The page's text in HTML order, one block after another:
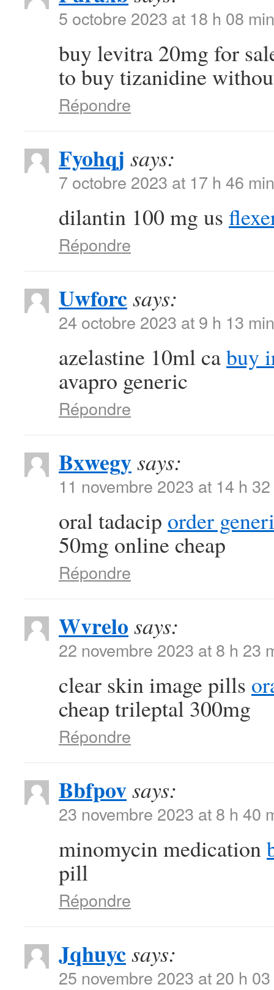
5 octobre 2023 at 18 h 08 min
buy levitra 20mg for
to buy tizanidine
Répondre
Fyohqj says:
7 octobre 2023 at 17 h 46 min
dilantin 100 mg us
Répondre
Uwforcsays:
24 octobre 2023 at 9 h 13 min
azelastine 10ml cabuy
avapro generic
Répondre
Bxwegysays:
11 novembre 2023 at 14 h
oral tadacip order
50mg online cheap
Répondre
Wvrelo says:
22 novembre 2023 at 8 h 23
clear skin image pills
cheap trileptal 300mg
Répondre
Bbfpovsays:
23 novembre 2023 at 8 h 40
minomycin medication
pill
Répondre
Jqhuycsays:
25 novembre 2023 at 20 h